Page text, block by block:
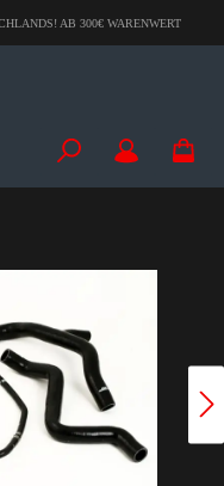
AB 300€ WARENWERT